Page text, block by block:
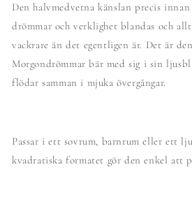
Den halvmedvetna känslan precis
drömmar och verklighet blandas och
vackrare än det egentligen är. Det är
Morgondrömmar bär med sig i sin
flödar samman i mjuka övergångar.
Passar i ett sovrum, barnrum eller ett
kvadratiska formatet gör den enkel att